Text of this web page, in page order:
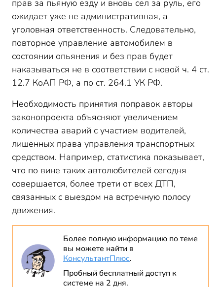
прав за пьяную езду и вновь сел за руль, его
ожидает уже не административная, а
уголовная ответственность. Следовательно,
повторное управление автомобилем в
состоянии опьянения и без прав будет
наказываться не в соответствии с новой ч. 4 ст.
12.7 КоАП РФ, а по ст. 264.1 УК РФ.
Необходимость принятия поправок авторы
законопроекта объясняют увеличением
количества аварий с участием водителей,
лишенных права управления транспортных
средством. Например, статистика показывает,
что по вине таких автолюбителей сегодня
совершается, более трети от всех ДТП,
связанных с выездом на встречную полосу
движения.
Более полную информацию по теме
вы можете найти в
КонсультантПлюс.
Пробный бесплатный доступ к
системе на 2 дня.